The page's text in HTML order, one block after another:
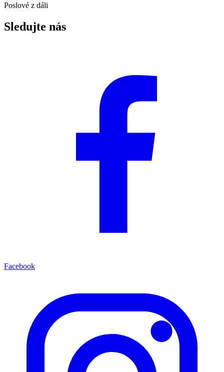
Poslové z dáli
Sledujte nás
Facebook